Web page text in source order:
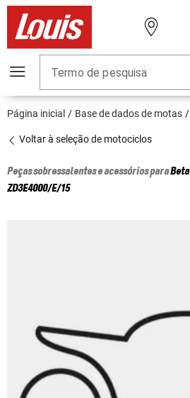
Termo de pesquisa
Página inicial Base de dados de motas
Voltar à seleção de motociclos
Peças sobressalentes e acessórios paraBeta
ZD3E4000/E/15